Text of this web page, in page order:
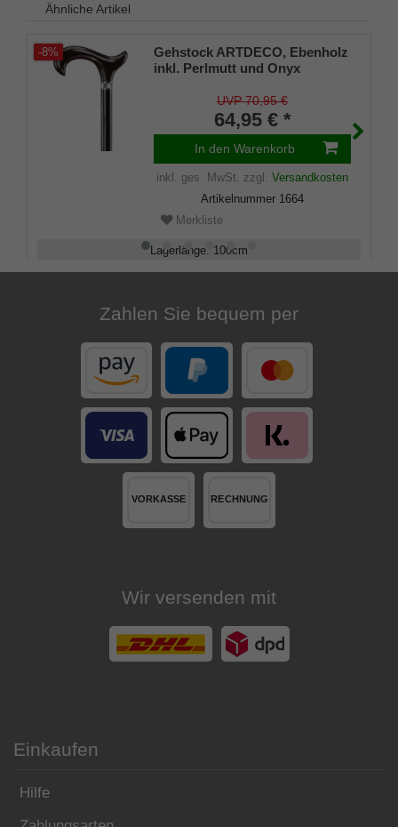
Ähnliche Artikel
-8%
Gehstock ARTDECO, Ebenholz
inkl. Perlmutt und Onyx
Hartholzstock seidenmatt
schwarz lackiert
UVP 70,95 €
64,95 € *
In den Warenkorb
inkl. ges. MwSt. zzgl. Versandkosten
Artikelnummer 1664
Merkliste
Lagerlänge: 100cm
Zahlen Sie bequem per
Wir versenden mit
Einkaufen
Hilfe